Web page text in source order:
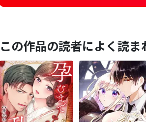
この作品の読者によく読ま